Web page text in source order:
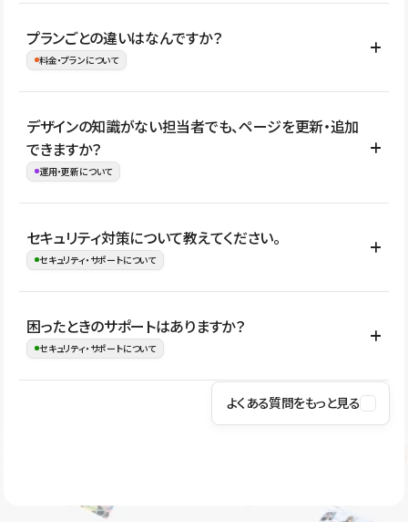
イト全体のデザインや設定がそのまま移行されるわけではないた
め、移行後にページ構成やデザイン、CMS設計、URL・リダイレク
はい。アクセス規模が大きいサイトや、複数部門での運用、権限管
理、セキュリティ確認、既存システムとの連携など、個別の要件が
ない段階でも、お問い合わせください。
お問合せはこちら
プランごとの違いはなんですか？
料金・プランについて
公開ページ数、バージョン履歴の期間、CMS利用数の上限、権限
管理の有無などがプランごとに異なります。詳しくは料金プランペ
ージをご覧ください。
デザインの知識がない担当者でも、ページを更新・追加
できますか？
運用・更新について
はい。CMSやコンポーネントを活用して更新範囲を設計しておく
ことで、デザインを崩しにくい状態で運用できます。 さらにコン
ながらレイアウトに影響を与えずに更新作業を進めやすくなりま
す。
セキュリティ対策について教えてください。
セキュリティ・サポートについて
Studioでは、公開サイトやサービスを安全に利用できるよう、通信
の暗号化、データ保護、アクセス管理、脆弱性対策など、複数の観
はSSL/TLSによる通信暗号化に対応しており、悪質なスクリプトの
困ったときのサポートはありますか？
セキュリティ・サポートについて
操作方法や機能については、ヘルプセンターでご確認いただけま
ユーザー同士で質問・相談できるコミュニティもご利用ください。
よくある質問をもっと見る